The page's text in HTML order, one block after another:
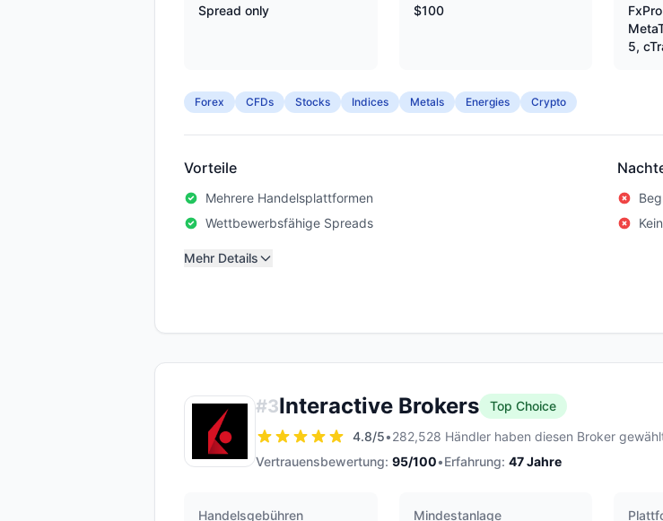
Spread only
$100
5,
Forex CFDs Stocks Indices Metals Energies Crypto
Vorteile
Mehrere Handelsplattformen
Wettbewerbsfähige Spreads
Mehr Details
#3Interactive Brokers
Top Choice
4.8/5•282,528 Händler haben diesen Broker
Vertrauensbewertung: 95/100•Erfahrung: 47Jahre
Handelsgebühren
Mindestanlage